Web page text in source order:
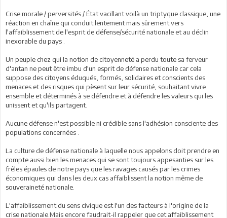
Crise morale / perversités / État vacillant voilà un triptyque classique, une
réaction en chaîne qui conduit lentement mais sûrement vers
l'affaiblissement de l'esprit de défense/sécurité nationale et au déclin
inexorable du pays .
Un peuple chez qui la notion de citoyenneté a perdu toute sa ferveur
d'antan ne peut être imbu d'un esprit de défense nationale car cela
suppose des citoyens éduqués, formés, solidaires et conscients des
menaces et des risques qui pèsent sur leur sécurité, souhaitant vivre
ensemble et déterminés à se défendre et à défendre les valeurs qui les
unissent et qu'ils partagent.
Aucune défense n'est possible ni crédible sans l'adhésion consciente des
populations concernées .
La culture de défense nationale à laquelle nous appelons doit prendre en
compte aussi bien les menaces qui se sont toujours appesanties sur les
frêles épaules de notre pays que les ravages causés par les crimes
économiques qui dans les deux cas affaiblissent la notion même de
souveraineté nationale.
L'affaiblissement du sens civique est l'un des facteurs à l'origine de la
crise nationale.Mais encore faudrait-il rappeler que cet affaiblissement